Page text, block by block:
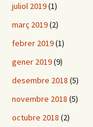
juliol 2019(1)
març 2019(2)
febrer 2019(1)
gener 2019(9)
desembre 2018 (5)
novembre 2018 (5)
octubre 2018 (2)